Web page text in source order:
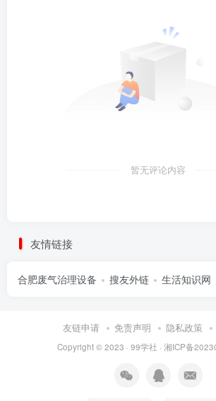
暂无评论内容
友情链接
合肥废气治理设备 搜友外链 生活知识网
友链申请 免责声明 隐私政策
Copyright © 2023 · 99学社 · 湘ICP备